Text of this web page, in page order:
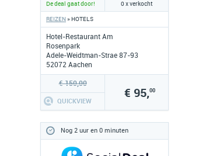
Hotel-Restaurant Am
Rosenpark
Adele-Weidtman-Strae 87-93
52072 Aachen
www.hotel-rosenpark-
laurensberg.de
REIZEN» HOTELS
De deal gaat door!
0 x verkocht
€ 150,00
QUICKVIEW
€ 95,00
Nog 2 uur en 0 minuten